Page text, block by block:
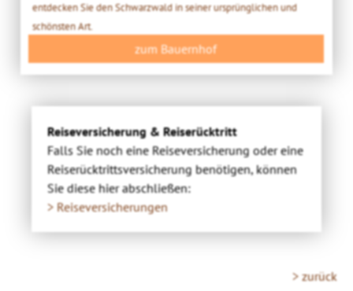
entdecken Sie den Schwarzwald in seiner ursprünglichen und
schönsten Art.
zum Bauernhof
Reiseversicherung & Reiserücktritt
Falls Sie noch eine Reiseversicherung oder eine
Reiserücktrittsversicherung benötigen, können
Sie diese hier abschließen:
> Reiseversicherungen
> zurück